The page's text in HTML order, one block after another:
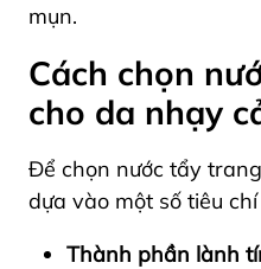
mụn.
Cách chọn
cho da nhạy
Để chọn nước tẩy
dựa vào một số tiêu
Thành phần lành